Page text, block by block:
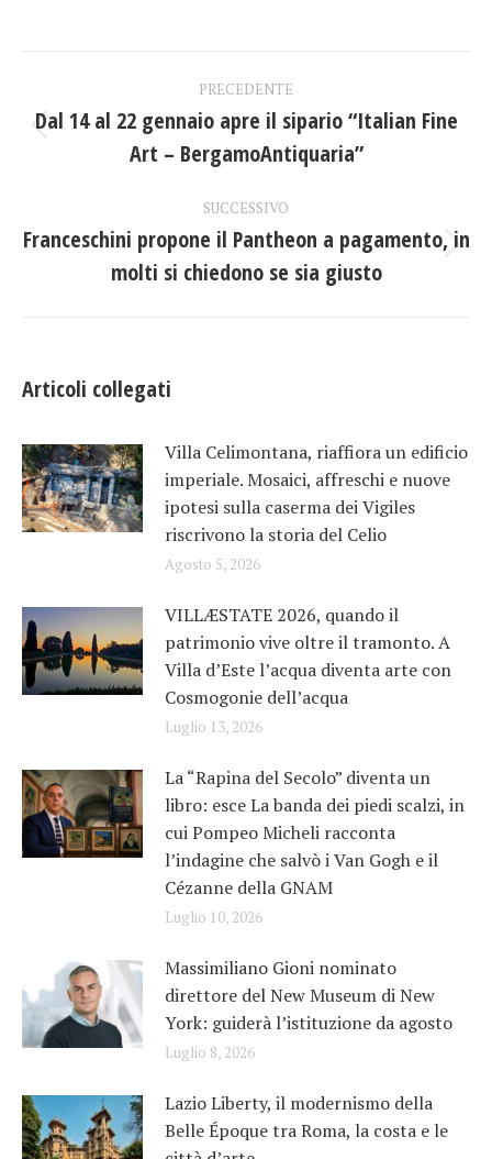
tra
post
PRECEDENTE
Post
precedente:
Dal 14 al 22 gennaio apre il sipario “Italian Fine
Art – BergamoAntiquaria”
SUCCESSIVO
Prossimo
post:
Franceschini propone il Pantheon a pagamento, in
molti si chiedono se sia giusto
Articoli collegati
Villa Celimontana, riaffiora un edificio
imperiale. Mosaici, affreschi e nuove
ipotesi sulla caserma dei Vigiles
riscrivono la storia del Celio
Agosto 5, 2026
VILLÆSTATE 2026, quando il
patrimonio vive oltre il tramonto. A
Villa d’Este l’acqua diventa arte con
Cosmogonie dell’acqua
Luglio 13, 2026
La “Rapina del Secolo” diventa un
libro: esce La banda dei piedi scalzi, in
cui Pompeo Micheli racconta
l’indagine che salvò i Van Gogh e il
Cézanne della GNAM
Luglio 10, 2026
Massimiliano Gioni nominato
direttore del New Museum di New
York: guiderà l’istituzione da agosto
Luglio 8, 2026
Lazio Liberty, il modernismo della
Belle Époque tra Roma, la costa e le